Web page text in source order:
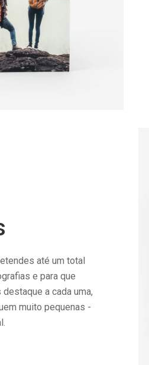
até um total
e para que
a cada uma,
muito pequenas -